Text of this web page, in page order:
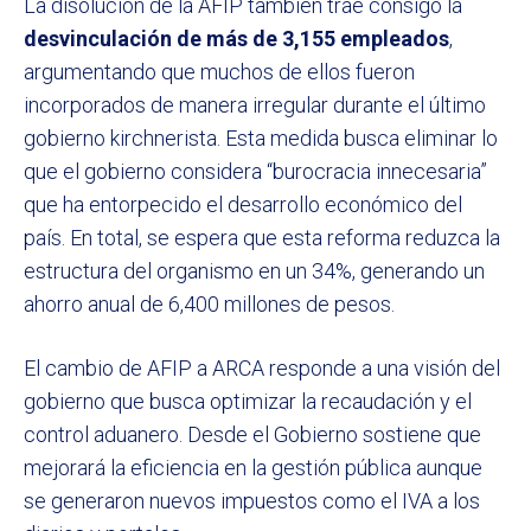
La disolución de la AFIP también trae consigo la
desvinculación de más de 3,155 empleados,
argumentando que muchos de ellos fueron
incorporados de manera irregular durante el último
gobierno kirchnerista. Esta medida busca eliminar lo
que el gobierno considera “burocracia innecesaria”
que ha entorpecido el desarrollo económico del
país. En total, se espera que esta reforma reduzca la
estructura del organismo en un 34%, generando un
ahorro anual de 6,400 millones de pesos.
El cambio de AFIP a ARCA responde a una visión del
gobierno que busca optimizar la recaudación y el
control aduanero. Desde el Gobierno sostiene que
mejorará la eficiencia en la gestión pública aunque
se generaron nuevos impuestos como el IVA a los